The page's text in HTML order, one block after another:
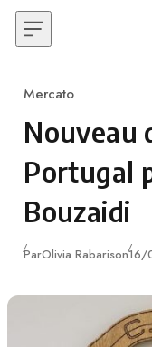
Skip to content
Category
Mercato
Nouveau
Portugal
Bouzaidi
ParOlivia Rabarison16/